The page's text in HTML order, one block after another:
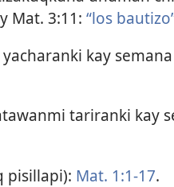
Mat. 3:11: “los
kay
tariranki kay
pisillapi): Mat. 1:1-17.